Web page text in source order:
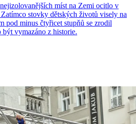
míst na Zemi ocitlo v
stovky dětských životů visely na
pod minus čtyřicet stupňů se zrodil
vymazáno z historie.